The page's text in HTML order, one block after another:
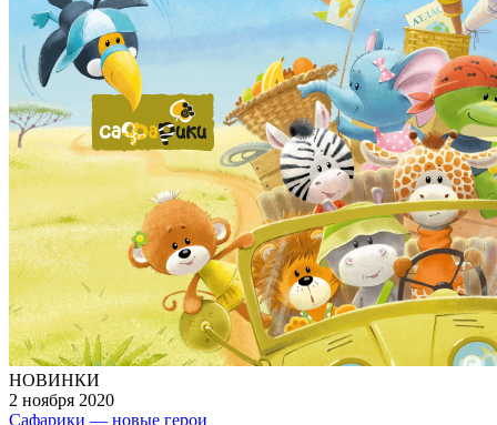
НОВИНКИ
2 ноября 2020
Сафарики — новые герои